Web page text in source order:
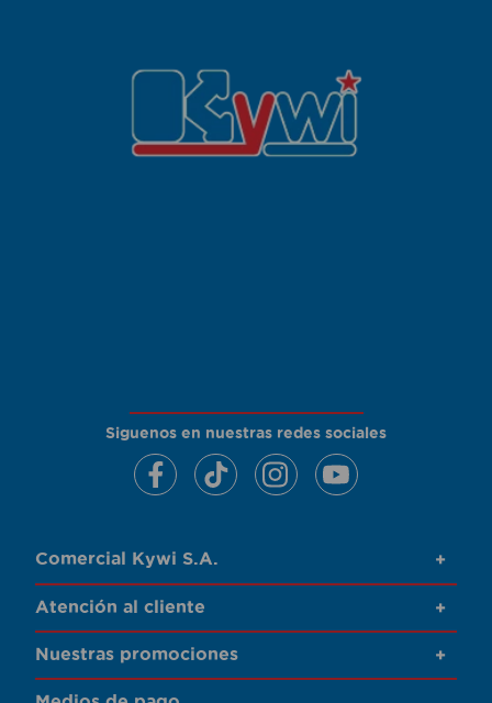
Siguenos en nuestras redes sociales
Comercial Kywi S.A. +
Atención al cliente +
Nuestras promociones +